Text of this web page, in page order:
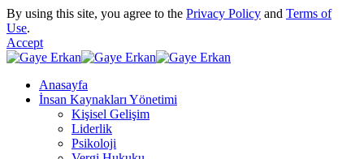
By using this site, you agree to the Privacy Policy and Terms of
Use.
Accept
Anasayfa
İnsan Kaynakları Yönetimi
Kişisel Gelişim
Liderlik
Psikoloji